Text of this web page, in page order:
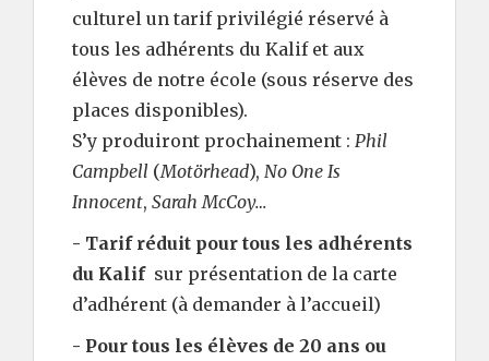
culturel un tarif privilégié réservé à
tous les adhérents du Kalif et aux
élèves de notre école (sous réserve des
places disponibles).
S’y produiront prochainement : Phil
Campbell (Motörhead), No One Is
Innocent, Sarah McCoy…
- Tarif réduit pour tous les adhérents
du Kalif sur présentation de la carte
d’adhérent (à demander à l’accueil)
- Pour tous les élèves de 20 ans ou